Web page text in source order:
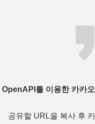
OpenAPI를 이용한 카카
공유할 URL을 복사 후